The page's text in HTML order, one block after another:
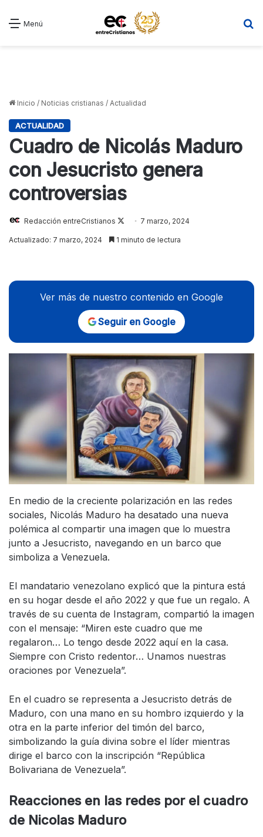
Menú
Inicio / Noticias cristianas / Actualidad
ACTUALIDAD
Cuadro de Nicolás Maduro
con Jesucristo genera
controversias
Redacción entreCristianos
Follow7 marzo, 2024
Actualizado: 7 marzo, 2024 1 minuto de lectura
Ver más de nuestro contenido en Google
Seguir en Google
En medio de la creciente polarización en las redes
sociales, Nicolás Maduro ha desatado una nueva
polémica al compartir una imagen que lo muestra
junto a Jesucristo, navegando en un barco que
simboliza a Venezuela.
El mandatario venezolano explicó que la pintura está
en su hogar desde el año 2022 y que fue un regalo. A
través de su cuenta de Instagram, compartió la imagen
con el mensaje: “Miren este cuadro que me
regalaron… Lo tengo desde 2022 aquí en la casa.
Siempre con Cristo redentor… Unamos nuestras
oraciones por Venezuela”.
En el cuadro se representa a Jesucristo detrás de
Maduro, con una mano en su hombro izquierdo y la
otra en la parte inferior del timón del barco,
simbolizando la guía divina sobre el líder mientras
dirige el barco con la inscripción “República
Bolivariana de Venezuela”.
Reacciones en las redes por el cuadro
de Nicolas Maduro